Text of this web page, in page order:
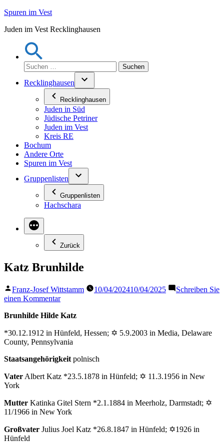
Zum
springen
Spuren im Vest
Juden im Vest Recklinghausen
Suchen
nach:
Recklinghausen
Recklinghausen
Juden in Süd
Jüdische Petriner
Juden im Vest
Kreis RE
Bochum
Andere Orte
Spuren im Vest
Gruppenlisten
Gruppenlisten
Hachschara
Zurück
Katz Brunhilde
Veröffentlicht
von
Franz-Josef Wittstamm 10/04/202410/04/2025
Schreiben Sie
einen Kommentarzu
Brunhilde
Brunhilde Hilde Katz
*30.12.1912 in Hünfeld, Hessen; ✡ 5.9.2003 in Media, Delaware
County, Pennsylvania
Staatsangehörigkeit polnisch
Vater Albert Katz *23.5.1878 in Hünfeld; ✡ 11.3.1956 in New
York
Mutter Katinka Gitel Stern *2.1.1884 in Meerholz, Darmstadt; ✡
11/1966 in New York
Großvater Julius Joel Katz *26.8.1847 in Hünfeld; ✡1926 in
Hünfeld